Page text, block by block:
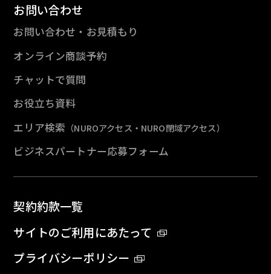
お問い合わせ
お問い合わせ・お見積もり
オンライン商談予約
チャットで質問
お役立ち資料
エリア検索 （NUROアクセス・NURO閉域アクセス）
ビジネスパートナー応募フォーム
契約約款一覧
サイトのご利用にあたって
プライバシーポリシー